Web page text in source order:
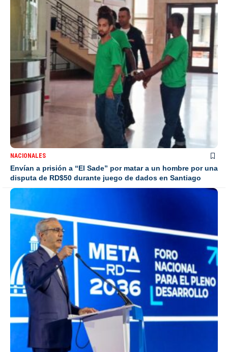
NACIONALES
Envían a prisión a “El Sade” por matar a un hombre por una
disputa de RD$50 durante juego de dados en Santiago